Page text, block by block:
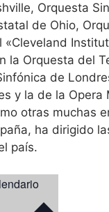
Orquesta
de Ohio,
«Cleveland
la Orquesta del
de
y la de la Opera
otras muchas
ha dirigido
país.